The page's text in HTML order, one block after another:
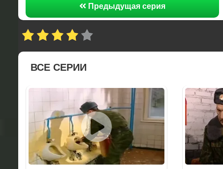
Предыдущая серия
ВСЕ СЕРИИ